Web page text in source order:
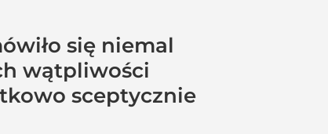
się niemal
wątpliwości
sceptycznie